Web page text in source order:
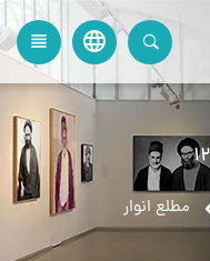
language
view_headline
مطلع انوار